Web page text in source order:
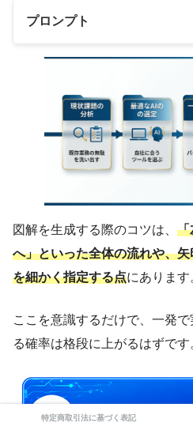
プロンプト
図解を生成する際のコツは、 「
へ」といった全体の流れや、
を細かく指定する点にあります
ここを意識するだけで、一発
る確率は格段に上がるはずです
特定商取引法に基づく表記